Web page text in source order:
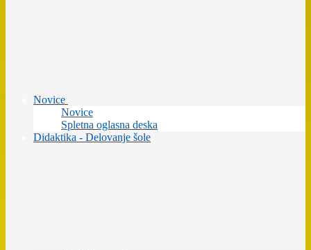
Novice
Novice
Spletna oglasna deska
Didaktika - Delovanje šole